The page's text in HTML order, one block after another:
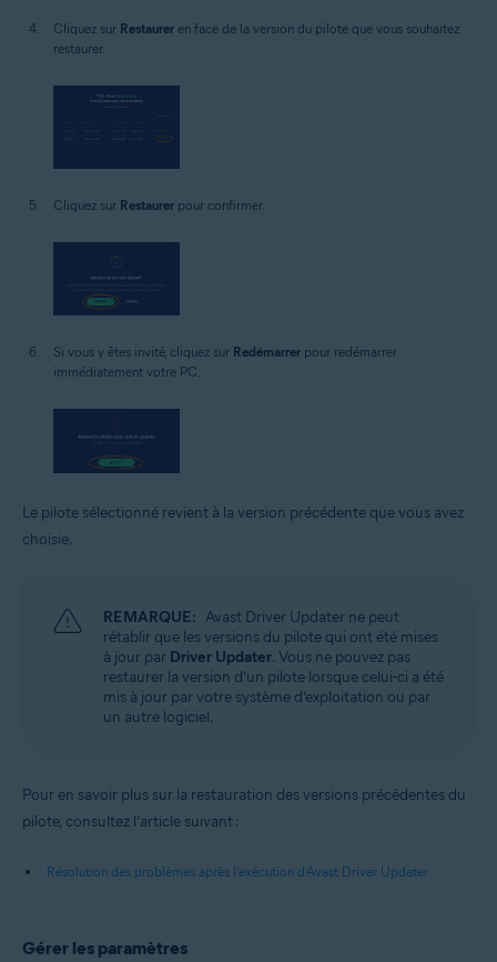
Cliquez sur Restaurer en face de la version du pilote que vous souhaitez
restaurer.
Cliquez sur Restaurer pour confirmer.
Si vous y êtes invité, cliquez sur Redémarrer pour redémarrer
immédiatement votre PC.
Le pilote sélectionné revient à la version précédente que vous avez
choisie.
REMARQUE: Avast Driver Updater ne peut
rétablir que les versions du pilote qui ont été mises
à jour par Driver Updater. Vous ne pouvez pas
restaurer la version d’un pilote lorsque celui-ci a été
mis à jour par votre système d’exploitation ou par
un autre logiciel.
Pour en savoir plus sur la restauration des versions précédentes du
pilote, consultez l’article suivant :
Résolution des problèmes après l’exécution d’Avast Driver Updater
Gérer les paramètres